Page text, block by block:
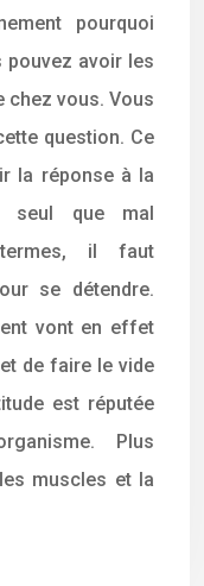
pourquoi
pouvez avoir les
chez vous. Vous
question. Ce
la réponse à la
seul que mal
termes, il faut
se détendre.
vont en effet
de faire le vide
est réputée
Plus
muscles et la